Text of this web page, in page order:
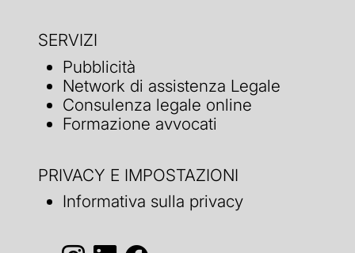
SERVIZI
Pubblicità
Network di assistenza Legale
Consulenza legale online
Formazione avvocati
PRIVACY E IMPOSTAZIONI
Informativa sulla privacy